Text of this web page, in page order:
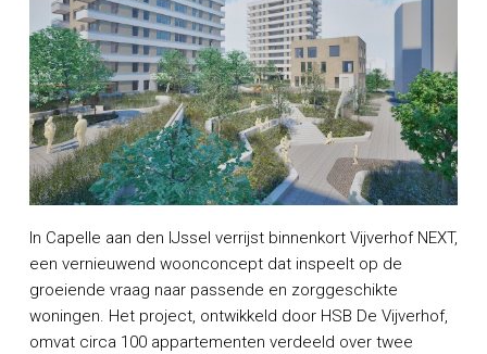
In Capelle aan den IJssel verrijst binnenkort Vijverhof NEXT,
een vernieuwend woonconcept dat inspeelt op de
groeiende vraag naar passende en zorggeschikte
woningen. Het project, ontwikkeld door HSB De Vijverhof,
omvat circa 100 appartementen verdeeld over twee